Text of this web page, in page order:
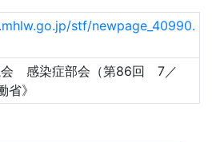
stf/newpage_40990.
会 感染症部会（第86回 7／
省》